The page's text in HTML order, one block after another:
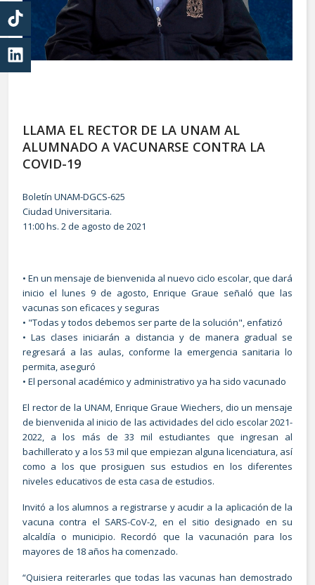
LLAMA EL RECTOR DE LA UNAM AL
ALUMNADO A VACUNARSE CONTRA LA
COVID-19
Boletín UNAM-DGCS-625
Ciudad Universitaria.
11:00 hs. 2 de agosto de 2021
• En un mensaje de bienvenida al nuevo ciclo escolar, que dará
inicio el lunes 9 de agosto, Enrique Graue señaló que las
vacunas son eficaces y seguras
• "Todas y todos debemos ser parte de la solución", enfatizó
• Las clases iniciarán a distancia y de manera gradual se
regresará a las aulas, conforme la emergencia sanitaria lo
permita, aseguró
• El personal académico y administrativo ya ha sido vacunado
El rector de la UNAM, Enrique Graue Wiechers, dio un mensaje
de bienvenida al inicio de las actividades del ciclo escolar 2021-
2022, a los más de 33 mil estudiantes que ingresan al
bachillerato y a los 53 mil que empiezan alguna licenciatura, así
como a los que prosiguen sus estudios en los diferentes
niveles educativos de esta casa de estudios.
Invitó a los alumnos a registrarse y acudir a la aplicación de la
vacuna contra el SARS-CoV-2, en el sitio designado en su
alcaldía o municipio. Recordó que la vacunación para los
mayores de 18 años ha comenzado.
“Quisiera reiterarles que todas las vacunas han demostrado